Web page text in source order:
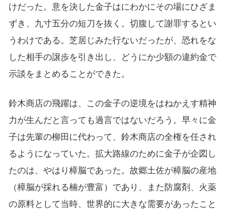
けだった。意を決した金子はにわかにその場にひざま
ずき、九寸五分の短刀を抜く。切腹して謝罪するとい
うわけである。芝居じみた行ないだったが、恐れをな
した相手の譲歩を引き出し、どうにか少額の違約金で
示談をまとめることができた。
鈴木商店の飛躍は、この金子の逆境をはねかえす精神
力が生んだと言っても過言ではないだろう。早々に金
子は先輩の柳田に代わって、鈴木商店の全権を任され
るようになっていた。拡大路線のために金子が企図し
たのは、やはり樟脳であった。故郷土佐が樟脳の産地
（樟脳が採れる楠が豊富）であり、また防腐剤、火薬
の原料として当時、世界的に大きな需要があったこと